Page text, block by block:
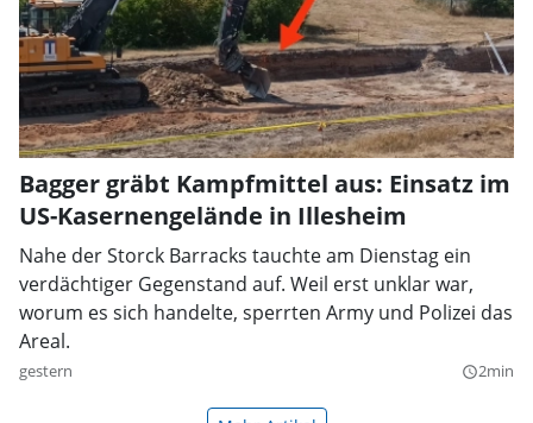
Bagger gräbt Kampfmittel aus: Einsatz im
US-Kasernengelände in Illesheim
Nahe der Storck Barracks tauchte am Dienstag ein
verdächtiger Gegenstand auf. Weil erst unklar war,
worum es sich handelte, sperrten Army und Polizei das
Areal.
gestern query_builder2min